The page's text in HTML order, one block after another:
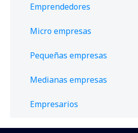
Emprendedores
Micro empresas
Pequeñas empresas
Medianas empresas
Empresarios